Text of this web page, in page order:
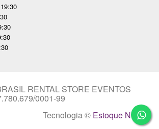
RENTAL STORE EVENTOS
0001-99
Tecnologia © Estoque NOW.